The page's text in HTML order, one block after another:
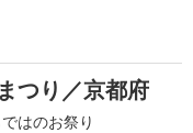
つり／京都府
はのお祭り